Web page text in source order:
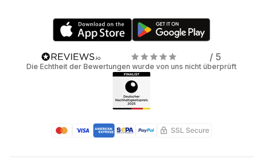
/ 5
Die Echtheit der Bewertungen wurde von uns nicht überprüft